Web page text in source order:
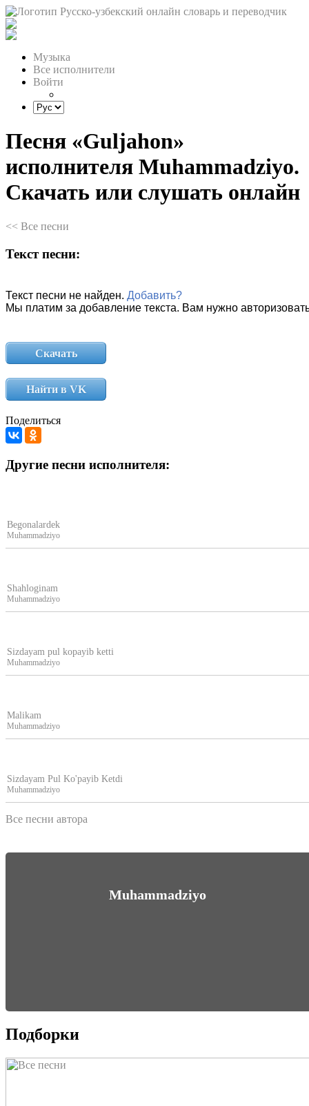
Музыка
Все исполнители
Войти
Песня «Guljahon»
исполнителя Muhammadziyo.
Скачать или слушать онлайн
<< Все песни
Текст песни:
Текст песни не найден. Добавить?
Мы платим за добавление текста. Вам нужно
Скачать
Найти в VK
Поделиться
Другие песни исполнителя:
Begonalardek
Muhammadziyo
Shahloginam
Muhammadziyo
Sizdayam pul kopayib ketti
Muhammadziyo
Malikam
Muhammadziyo
Sizdayam Pul Ko'payib Ketdi
Muhammadziyo
Все песни автора
Muhammadziyo
Подборки